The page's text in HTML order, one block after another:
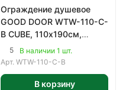
Ограждение душевое
GOOD DOOR WTW-110-С-
B CUBE, 110х190см,
прямое, профиль черный,
прозрачное 5мм.
5
В наличии 1 шт.
Арт. WTW-110-С-B
В корзину